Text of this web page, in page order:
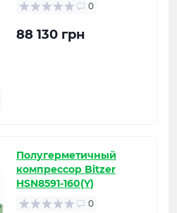
0
88 130 грн
Полугерметичный
компрессор Bitzer
HSN8591-160(Y)
0